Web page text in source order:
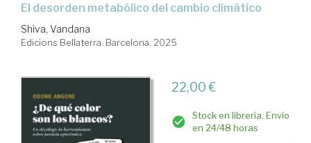
El desorden metabólico del cambio climático
Shiva, Vandana
Edicions Bellaterra. Barcelona, 2025
22,00 €
Stock en librería. Envío
en 24/48 horas